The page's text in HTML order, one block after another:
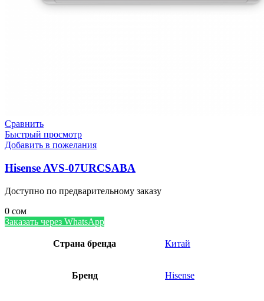
Сравнить
Быстрый просмотр
Добавить в пожелания
Hisense AVS-07URCSABA
Доступно по предварительному заказу
0 сом
Заказать через WhatsApp
Страна бренда Китай
Бренд Hisense